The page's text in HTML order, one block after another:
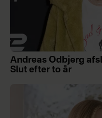
Andreas Odbjerg
Slut efter to år